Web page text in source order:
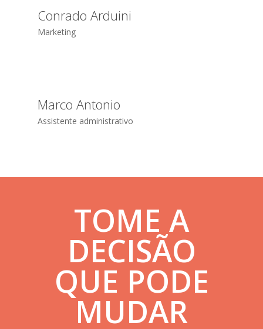
Conrado Arduini
Marketing
Marco Antonio
Assistente administrativo
TOME A
DECISÃO
QUE PODE
MUDAR